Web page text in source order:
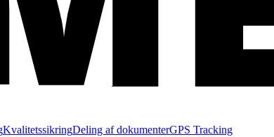
KvalitetssikringDeling af dokumenterGPS Tracking